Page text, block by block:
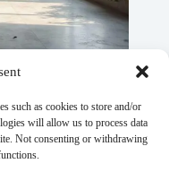
such as cookies to store and/or
will allow us to process data
Not consenting or withdrawing